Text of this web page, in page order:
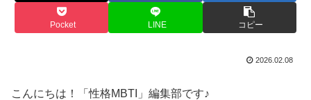
Pocket LINE コピー
2026.02.08
こんにちは！「性格MBTI」編集部です♪